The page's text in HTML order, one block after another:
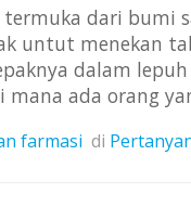
dari bumi
untut menekan
dalam
ada orang
farmasi di